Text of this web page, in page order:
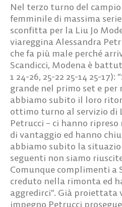
Nel terzo turno del
femminile di massima
sconfitta per la Liu Jo
viareggina Alessandra
che fa più male perché
Scandicci, Modena è
1 24-26, 25-22 25-14 25-
grande nel primo set e per
abbiamo subito il loro
ottimo turno al servizio di
Petrucci – ci hanno
di vantaggio ed hanno
abbiamo subito la
seguenti non siamo
Comunque complimenti a
creduto nella rimonta ed
aggredirci”. Già proiettata
impegno Petrucci